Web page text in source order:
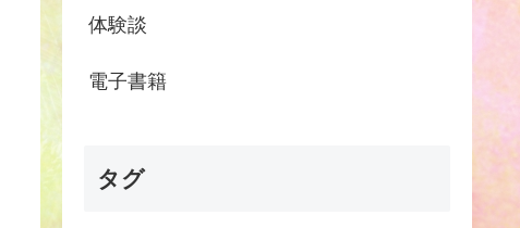
体験談
電子書籍
タグ